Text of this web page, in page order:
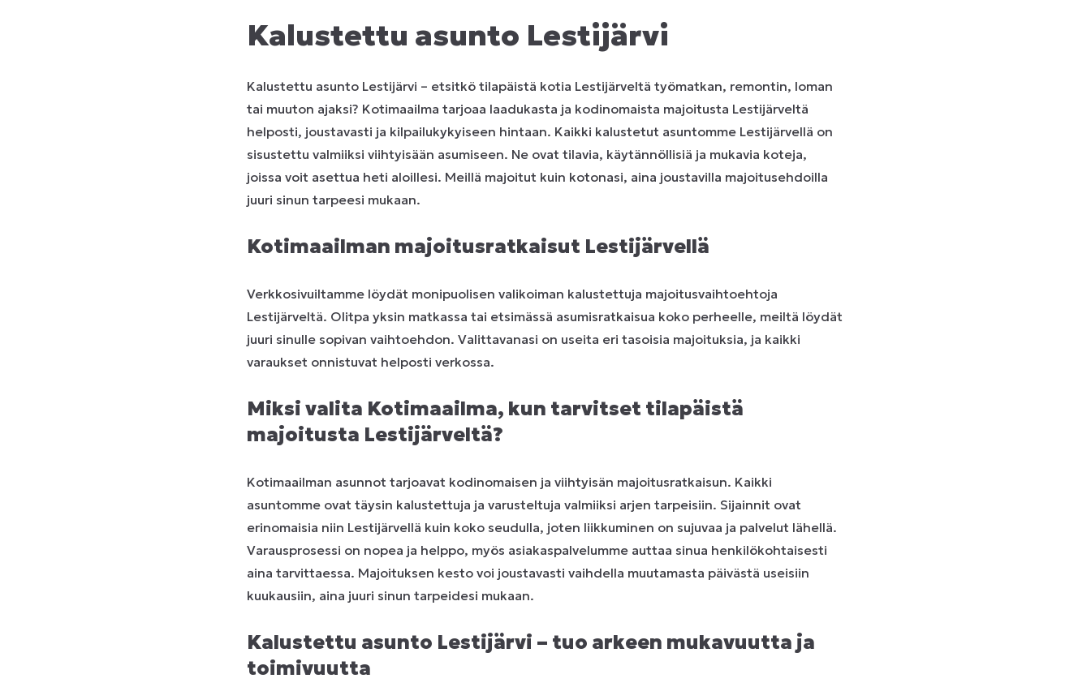
Kalustettu asunto Lestijärvi
Kalustettu asunto Lestijärvi – etsitkö tilapäistä kotia Lestijärveltä työmatkan, remontin, loman
tai muuton ajaksi? Kotimaailma tarjoaa laadukasta ja kodinomaista majoitusta Lestijärveltä
helposti, joustavasti ja kilpailukykyiseen hintaan. Kaikki kalustetut asuntomme Lestijärvellä on
sisustettu valmiiksi viihtyisään asumiseen. Ne ovat tilavia, käytännöllisiä ja mukavia koteja,
joissa voit asettua heti aloillesi. Meillä majoitut kuin kotonasi, aina joustavilla majoitusehdoilla
juuri sinun tarpeesi mukaan.
Kotimaailman majoitusratkaisut Lestijärvellä
Verkkosivuiltamme löydät monipuolisen valikoiman kalustettuja majoitusvaihtoehtoja
Lestijärveltä. Olitpa yksin matkassa tai etsimässä asumisratkaisua koko perheelle, meiltä löydät
juuri sinulle sopivan vaihtoehdon. Valittavanasi on useita eri tasoisia majoituksia, ja kaikki
varaukset onnistuvat helposti verkossa.
Miksi valita Kotimaailma, kun tarvitset tilapäistä
majoitusta Lestijärveltä?
Kotimaailman asunnot tarjoavat kodinomaisen ja viihtyisän majoitusratkaisun. Kaikki
asuntomme ovat täysin kalustettuja ja varusteltuja valmiiksi arjen tarpeisiin. Sijainnit ovat
erinomaisia niin Lestijärvellä kuin koko seudulla, joten liikkuminen on sujuvaa ja palvelut lähellä.
Varausprosessi on nopea ja helppo, myös asiakaspalvelumme auttaa sinua henkilökohtaisesti
aina tarvittaessa. Majoituksen kesto voi joustavasti vaihdella muutamasta päivästä useisiin
kuukausiin, aina juuri sinun tarpeidesi mukaan.
Kalustettu asunto Lestijärvi – tuo arkeen mukavuutta ja
toimivuutta